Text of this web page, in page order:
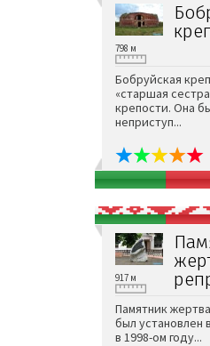
798 м
Бобруйская
«старшая
крепости. Она
неприступ...
917 м
Памятник
был установлен
в 1998-ом году...